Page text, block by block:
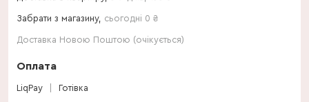
Забрати з магазину, сьогодні 0 ₴
Доставка Новою Поштою (очікується)
Оплата
LiqPay Готівка